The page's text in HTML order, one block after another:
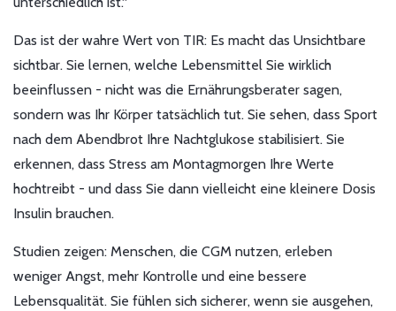
Das ist der wahre Wert von TIR: Es macht das Unsichtbare
sichtbar. Sie lernen, welche Lebensmittel Sie wirklich
beeinflussen - nicht was die Ernährungsberater sagen,
sondern was Ihr Körper tatsächlich tut. Sie sehen, dass Sport
nach dem Abendbrot Ihre Nachtglukose stabilisiert. Sie
erkennen, dass Stress am Montagmorgen Ihre Werte
hochtreibt - und dass Sie dann vielleicht eine kleinere Dosis
Insulin brauchen.
Studien zeigen: Menschen, die CGM nutzen, erleben
weniger Angst, mehr Kontrolle und eine bessere
Lebensqualität. Sie fühlen sich sicherer, wenn sie ausgehen,